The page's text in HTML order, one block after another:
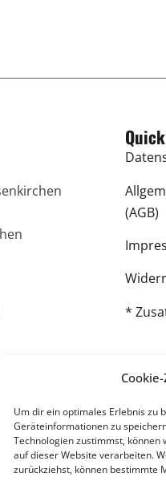
Um dir ein optimales Erlebnis zu
Geräteinformationen zu
Technologien zustimmst,
auf dieser Website verarbeiten.
zurückziehst, können bestimmte
(AGB)
*
Gelsenkirchenund